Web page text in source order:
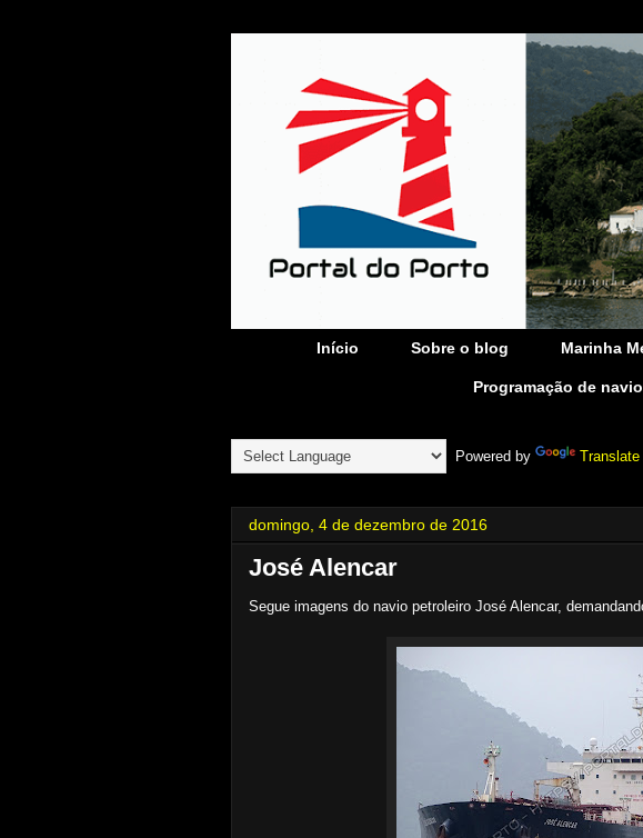
Início Sobre o blog Marinha
Programação de
Powered by Translate
domingo, 4 de dezembro de 2016
José Alencar
Segue imagens do navio petroleiro José Alencar,